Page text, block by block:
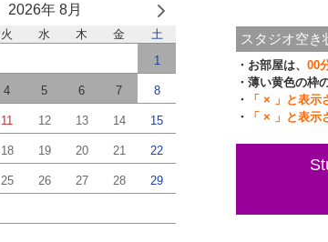
2026年 8月
火 水 木 金
土
1
4 5 6 7 8
11 12 13 14 15
18 19 20 21 22
25 26 27 28 29
スタジオ空き
・お部屋は、 00
・薄い黄色の枠
・
「 × 」と表示
・
「 × 」と表示